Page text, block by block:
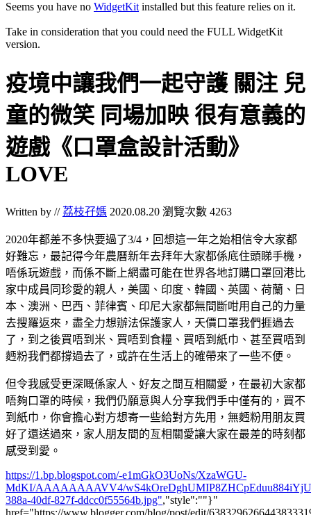
Seems you have no WidgetKit installed but this feature relies on it.
Take in consideration that you could need the FULL WidgetKit
version.
疫境中讓我們一起守護 關注 兒
童的微笑 同場加映 很有意義的
遊戲《口罩盒設計活動》
LOVE
Written by // 荔枝孖媽 2020.08.20 瀏覽次數 4263
2020年都差不多快要過了3/4，回想這一年之始相信令大家都
好難忘，最記得今年農曆新年去拜年大家都係底住頭睇手機，
唔係玩遊戲，而係不斷上網盡可能在世界各地訂購口罩回港比
家中成員同珍愛的親人，美國、印度、韓國、英國、荷蘭、日
本、澳洲、巴西、菲律賓、印尼大家都無間斷咁用自己的力量
去搜羅返來，盡全力想辦法保護家人，天價口罩我們捱過去
了，到之後買唔到米、買唔到食糧、買唔到紙巾、甚至買唔到
麪粉我們都撐過去了，或許在生活上的確帶來了一些不便。
但令我感受更深嘅係家人、好友之間互相關愛，在最初大家都
唔夠口罩的時候，我們仍願意與人分享我們手中僅有的，買不
到紙巾，你會擔心對方想寄一些給對方先用，無麪粉用朋友買
好了還送過來，家人朋友間的亙相關愛讓大家在最差的時刻都
感受到愛。
https://1.bp.blogspot.com/-e1mGkO3UoNs/XzaWGU-
MdKI/AAAAAAAAVV4/
388a-40df-827f-ddcc0f55564b.jpg","style":""}"
href="https://www.blogger.com/blog/post/edit/